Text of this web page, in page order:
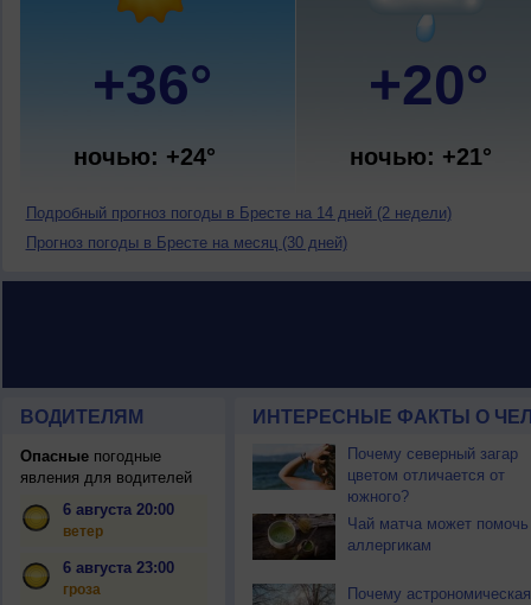
+36°
ночью: +24°
+20°
ночью: +21°
Подробный прогноз погоды в Бресте на 14 дней (2 недели)
Прогноз погоды в Бресте на месяц (30 дней)
ВОДИТЕЛЯМ
Опасныепогодные
явления для водителей
6 августа 20:00
ветер
6 августа 23:00
гроза
ИНТЕРЕСНЫЕ ФАКТЫ О
Почему северный загар
цветом отличается от
южного?
Чай матча может помочь
аллергикам
Почему астрономическая